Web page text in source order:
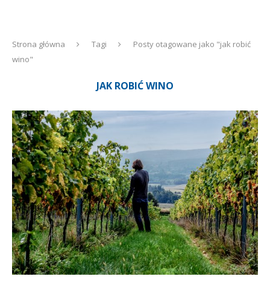
Strona główna Tagi
Posty otagowane jako "jak robić
wino"
JAK ROBIĆ WINO